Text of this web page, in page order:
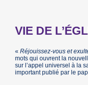
VIE DE
«Réjouissez-vous et
mots qui ouvrent la
sur l’appel universel à la
important publié par le